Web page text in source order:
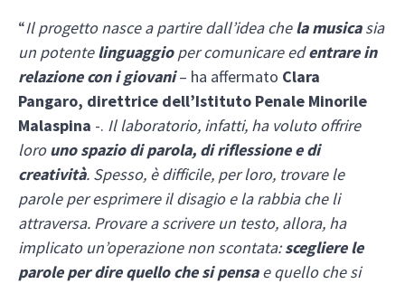
“Il progetto nasce a partire dall’idea chela musicasia
un potentelinguaggioper comunicare edentrare in
relazione con i giovani – ha affermato Clara
Pangaro, direttrice dell’Istituto Penale Minorile
Malaspina -. Il laboratorio, infatti, ha voluto offrire
lorouno spazio di parola, di riflessione e di
creatività. Spesso, è difficile, per loro, trovare le
parole per esprimere il disagio e la rabbia che li
attraversa. Provare a scrivere un testo, allora, ha
implicato un’operazione non scontata:scegliere le
parole per dire quello che si pensae quello che si